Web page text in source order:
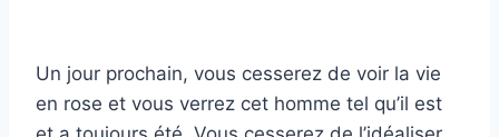
Un jour prochain, vous cesserez de voir la vie
en rose et vous verrez cet homme tel qu’il est